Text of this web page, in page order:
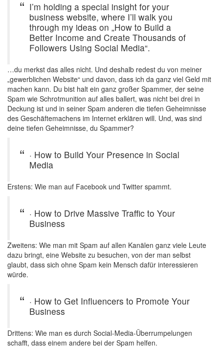
I’m holding a special insight for your
business website, where I’ll walk you
through my ideas on „How to Build a
Better Income and Create Thousands of
Followers Using Social Media“.
…du merkst das alles nicht. Und deshalb redest du von meiner
„gewerblichen Website“ und davon, dass ich da ganz viel Geld mit
machen kann. Du bist halt ein ganz großer Spammer, der seine
Spam wie Schrotmunition auf alles ballert, was nicht bei drei in
Deckung ist und in seiner Spam anderen die tiefen Geheimnisse
des Geschäftemachens im Internet erklären will. Und, was sind
deine tiefen Geheimnisse, du Spammer?
· How to Build Your Presence in Social
Media
Erstens: Wie man auf Facebook und Twitter spammt.
· How to Drive Massive Traffic to Your
Business
Zweitens: Wie man mit Spam auf allen Kanälen ganz viele Leute
dazu bringt, eine Website zu besuchen, von der man selbst
glaubt, dass sich ohne Spam kein Mensch dafür interessieren
würde.
· How to Get Influencers to Promote Your
Business
Drittens: Wie man es durch Social-Media-Überrumpelungen
schafft, dass einem andere bei der Spam helfen.